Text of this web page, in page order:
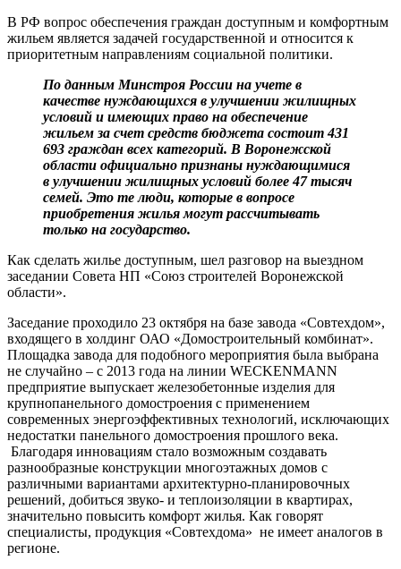
В РФ вопрос обеспечения граждан доступным и комфортным
жильем является задачей государственной и относится к
приоритетным направлениям социальной политики.
По данным Минстроя России на учете в
качестве нуждающихся в улучшении жилищных
условий и имеющих право на обеспечение
жильем за счет средств бюджета состоит 431
693 граждан всех категорий. В Воронежской
области официально признаны нуждающимися
в улучшении жилищных условий более 47 тысяч
семей. Это те люди, которые в вопросе
приобретения жилья могут рассчитывать
только на государство.
Как сделать жилье доступным, шел разговор на выездном
заседании Совета НП «Союз строителей Воронежской
области».
Заседание проходило 23 октября на базе завода «Совтехдом»,
входящего в холдинг ОАО «Домостроительный комбинат».
Площадка завода для подобного мероприятия была выбрана
не случайно – с 2013 года на линии WECKENMANN
предприятие выпускает железобетонные изделия для
крупнопанельного домостроения с применением
современных энергоэффективных технологий, исключающих
недостатки панельного домостроения прошлого века.
Благодаря инновациям стало возможным создавать
разнообразные конструкции многоэтажных домов с
различными вариантами архитектурно-планировочных
решений, добиться звуко- и теплоизоляции в квартирах,
значительно повысить комфорт жилья. Как говорят
специалисты, продукция «Совтехдома» не имеет аналогов в
регионе.